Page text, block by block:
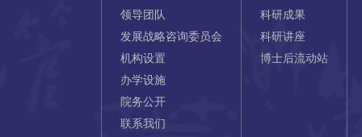
领导团队
发展战略咨询委员会
机构设置
办学设施
院务公开
联系我们
科研成果
科研讲座
博士后流动站